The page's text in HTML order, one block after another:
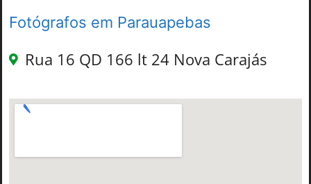
Fotógrafos em Parauapebas
Rua 16 QD 166 lt 24 Nova Carajás